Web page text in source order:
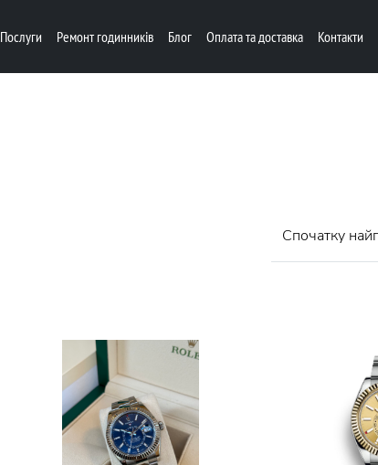
Послуги Ремонт годинників Блог Оплата та доставка Контакти
Спочатку